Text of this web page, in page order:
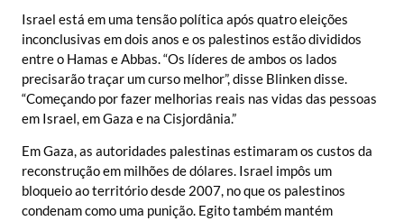
Israel está em uma tensão política após quatro eleições
inconclusivas em dois anos e os palestinos estão divididos
entre o Hamas e Abbas. “Os líderes de ambos os lados
precisarão traçar um curso melhor”, disse Blinken disse.
“Começando por fazer melhorias reais nas vidas das pessoas
em Israel, em Gaza e na Cisjordânia.”
Em Gaza, as autoridades palestinas estimaram os custos da
reconstrução em milhões de dólares. Israel impôs um
bloqueio ao território desde 2007, no que os palestinos
condenam como uma punição. Egito também mantém